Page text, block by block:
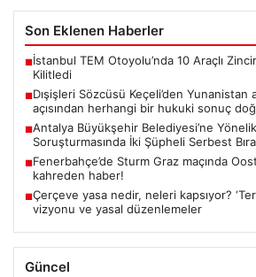
Son Eklenen Haberler
■İstanbul TEM Otoyolu’nda 10 Araçlı
Kilitledi
■Dışişleri Sözcüsü Keçeli’den Yunanistan
açısından herhangi bir hukuki sonuç
■Antalya Büyükşehir Belediyesi’ne
Soruşturmasında İki Şüpheli Serbest
■Fenerbahçe’de Sturm Graz maçında
kahreden haber!
■Çerçeve yasa nedir, neleri kapsıyor?
vizyonu ve yasal düzenlemeler
Güncel